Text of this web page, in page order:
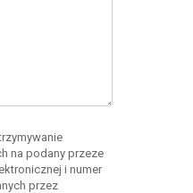
na podany przeze
i numer
przez